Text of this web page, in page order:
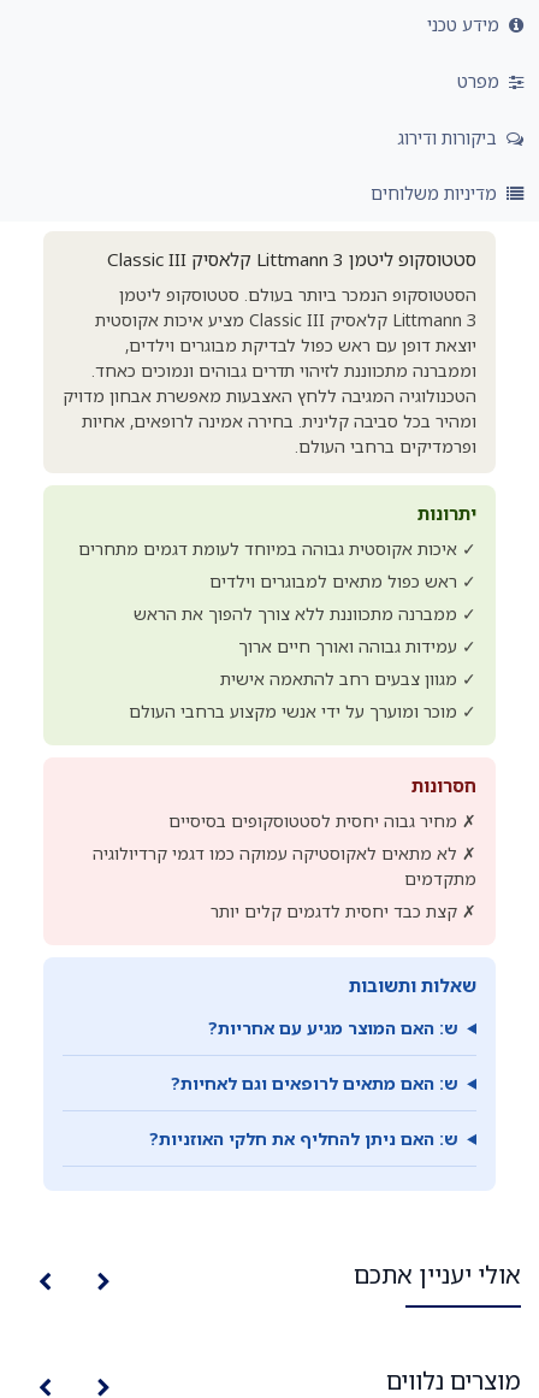
מידע טכני
מפרט
ביקורות ודירוג
מדיניות משלוחים
סטטוסקופ ליטמן Littmann 3 קלאסיק Classic III
הסטטוסקופ הנמכר ביותר בעולם. סטטוסקופ ליטמן
Littmann 3 קלאסיק Classic III מציע איכות אקוסטית
יוצאת דופן עם ראש כפול לבדיקת מבוגרים וילדים,
וממברנה מתכווננת לזיהוי תדרים גבוהים ונמוכים כאחד.
הטכנולוגיה המגיבה ללחץ האצבעות מאפשרת אבחון מדויק
ומהיר בכל סביבה קלינית. בחירה אמינה לרופאים, אחיות
ופרמדיקים ברחבי העולם.
יתרונות
✓ איכות אקוסטית גבוהה במיוחד לעומת דגמים מתחרים
✓ ראש כפול מתאים למבוגרים וילדים
✓ ממברנה מתכווננת ללא צורך להפוך את הראש
✓ עמידות גבוהה ואורך חיים ארוך
✓ מגוון צבעים רחב להתאמה אישית
✓ מוכר ומוערך על ידי אנשי מקצוע ברחבי העולם
חסרונות
✗ מחיר גבוה יחסית לסטטוסקופים בסיסיים
✗ לא מתאים לאקוסטיקה עמוקה כמו דגמי קרדיולוגיה
מתקדמים
✗ קצת כבד יחסית לדגמים קלים יותר
שאלות ותשובות
ש: האם המוצר מגיע עם אחריות?
ש: האם מתאים לרופאים וגם לאחיות?
ש: האם ניתן להחליף את חלקי האוזניות?
אולי יעניין אתכם
מוצרים נלווים